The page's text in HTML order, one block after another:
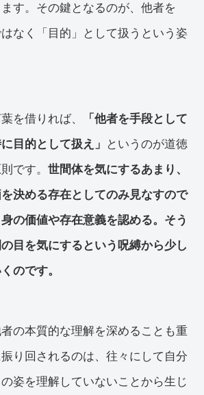
す。その鍵となるのが、他者を
はなく「目的」として扱うという姿
を借りれば、
「他者を手段として
目的として扱え」
というのが道徳
です。 世間体を気にするあまり、
決める存在としてのみ見なすので
の価値や存在意義を認める。そう
目を気にするという呪縛から少し
のです。
の本質的な理解を深めることも重
り回されるのは、往々にして自分
姿を理解していないことから生じ